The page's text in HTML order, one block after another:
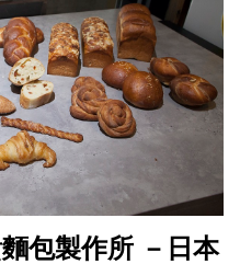
包製作所 －日本